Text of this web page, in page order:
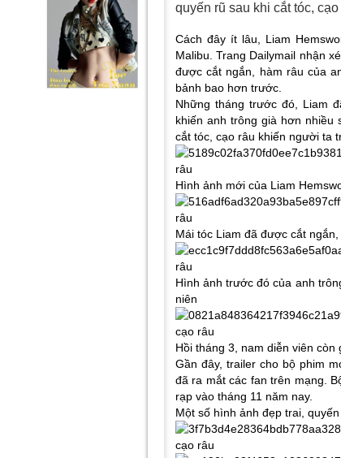
quyến rũ sau khi cắt tóc, cạo
Cách đây ít lâu, Liam
Malibu. Trang Dailymail nhận
được cắt ngắn, hàm râu của
bảnh bao hơn trước.
Những tháng trước đó, Liam
khiến anh trông già hơn nhiều
cắt tóc, cạo râu khiến người ta
Hình ảnh mới của Liam
Mái tóc Liam đã được cắt
Hình ảnh trước đó của anh
niên
Hồi tháng 3, nam diễn viên còn
Gần đây, trailer cho bộ phim
đã ra mắt các fan trên mạng.
rạp vào tháng 11 năm nay.
Một số hình ảnh đẹp trai,